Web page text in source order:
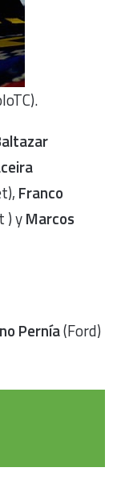
Franco
) yMarcos
Pernía(Ford)